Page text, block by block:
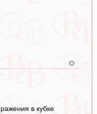
в кубке